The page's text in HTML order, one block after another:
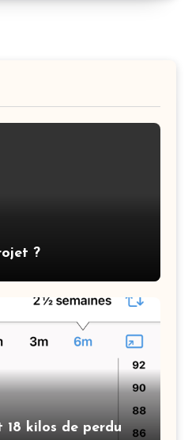
?
18 kilos de perdu